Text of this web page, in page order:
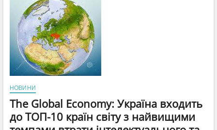
людей:
як
за
два
роки
війни
ТЦК
перетворилися
на
готівки
та
активів
НОВИНИ
The Global Economy: Україна входить
до ТОП-10 країн світу з найвищими